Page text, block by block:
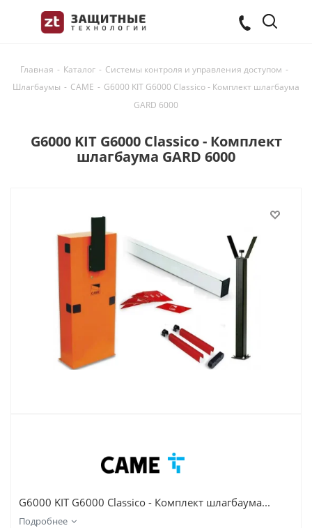
Главная - Каталог - Системы контроля и управления доступом -
Шлагбаумы - CAME - G6000 KIT G6000 Classico - Комплект шлагбаума
GARD 6000
G6000 KIT G6000 Classico - Комплект
шлагбаума GARD 6000
G6000 KIT G6000 Classico - Комплект шлагбаума...
Подробнее